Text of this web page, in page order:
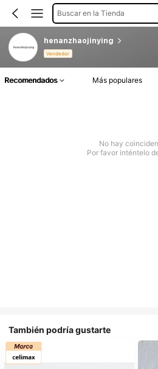
Buscar en la Tienda
henanzhaojinying
Vendedor
Recomendados Más populares
No hay
Por favor inténtelo
También podría gustarte